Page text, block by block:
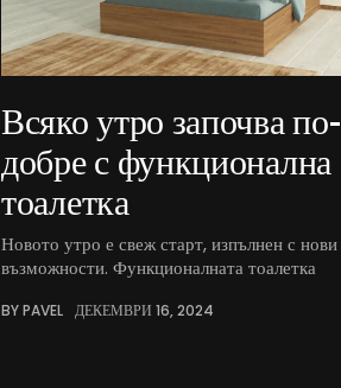
Всяко утро започва по-
добре с функционална
тоалетка
Новото утро е свеж старт, изпълнен с нови
възможности. Функционалната тоалетка
BY PAVEL ДЕКЕМВРИ 16, 2024